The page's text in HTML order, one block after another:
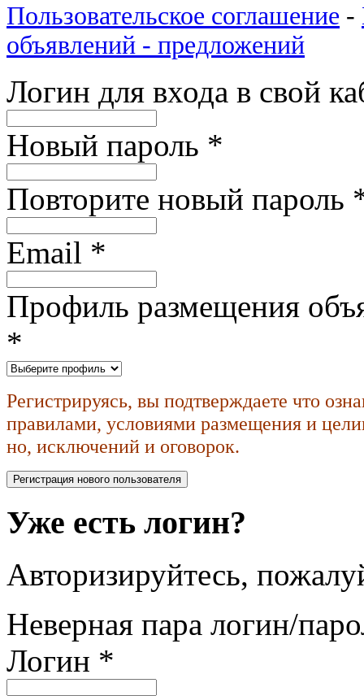
Пользовательское соглашение -
объявлений - предложений
Логин для входа в свой
Новый пароль *
Повторите новый пароль
Email *
Профиль размещения
*
Регистрируясь, вы подтверждаете что
правилами, условиями размещения и
но, исключений и оговорок.
Уже есть логин?
Авторизируйтесь,
Неверная пара логин/
Логин *